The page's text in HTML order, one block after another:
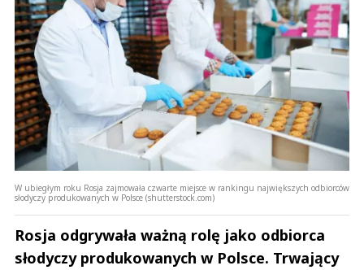
W ubiegłym roku Rosja zajmowała czwarte miejsce w rankingu największych odbiorców
słodyczy produkowanych w Polsce (shutterstock.com)
Rosja odgrywała ważną rolę jako odbiorca
słodyczy produkowanych w Polsce. Trwający